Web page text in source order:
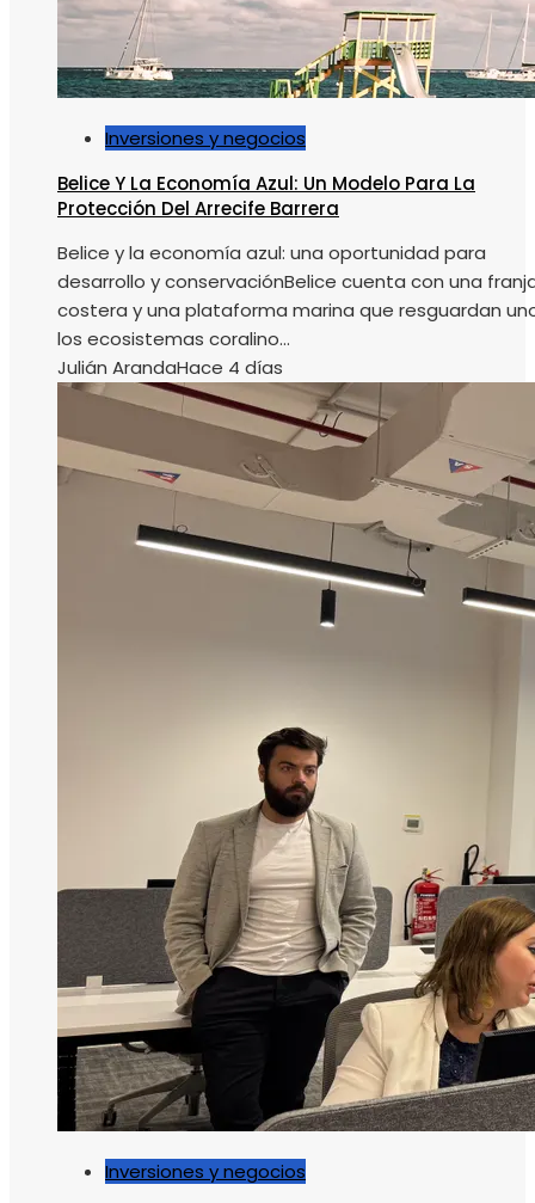
Inversiones y negocios
Belice Y La Economía Azul: Un Modelo Para La
Protección Del Arrecife Barrera
Belice y la economía azul: una oportunidad para
desarrollo y conservaciónBelice cuenta con una
costera y una plataforma marina que resguardan
los ecosistemas coralino...
Julián ArandaHace 4 días
Inversiones y negocios